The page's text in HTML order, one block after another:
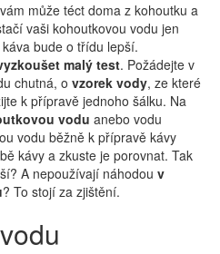
může téct doma z kohoutku a
vaši kohoutkovou vodu jen
bude o třídu lepší.
malý test. Požádejte v
chutná, o vzorek vody, ze které
k přípravě jednoho šálku. Na
vodu anebo vodu
vodu běžně k přípravě kávy
kávy a zkuste je porovnat. Tak
A nepoužívají náhodou v
? To stojí za zjištění.